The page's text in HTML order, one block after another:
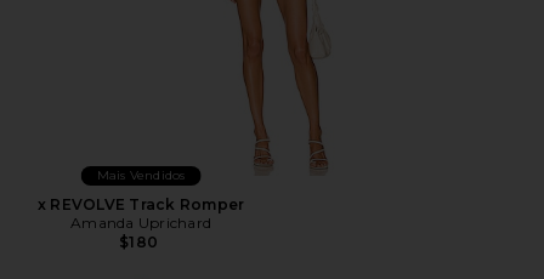
Mais Vendidos
x REVOLVE Track Romper
Amanda Uprichard
$180